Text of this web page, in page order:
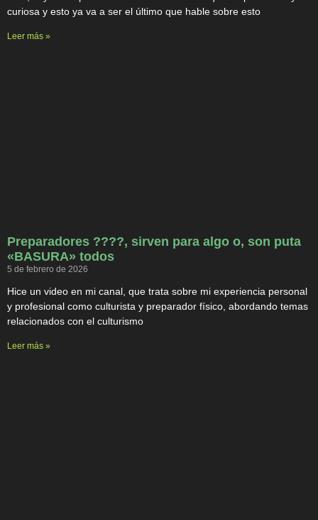
curiosa y esto ya va a ser el último que hable sobre esto
Leer más »
Preparadores ????, sirven para algo o, son puta
«BASURA» todos
5 de febrero de 2026
Hice un video en mi canal, que trata sobre mi experiencia personal
y profesional como culturista y preparador físico, abordando temas
relacionados con el culturismo
Leer más »